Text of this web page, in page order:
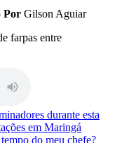
Por Gilson Aguiar
durante esta
em Maringá
do meu chefe?